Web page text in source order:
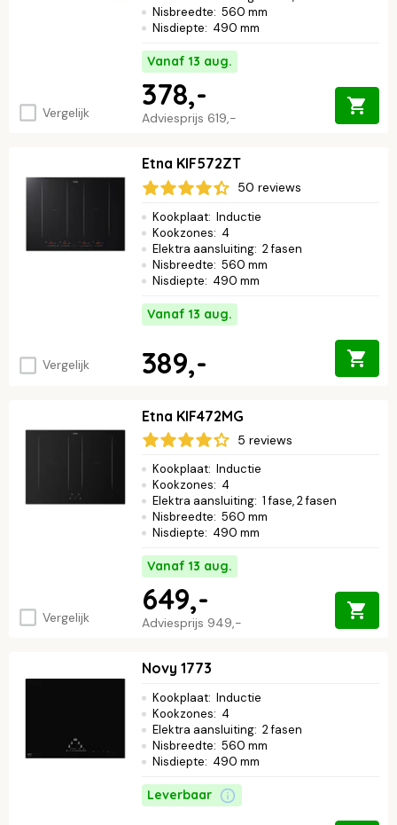
Vergelijk
Nisbreedte: 560 mm
Nisdiepte: 490 mm
Vanaf 13 aug.
Adviesprijs 619,-
378,-
Vergelijk
Etna KIF572ZT
50 reviews
Kookplaat: Inductie
Kookzones: 4
Elektra aansluiting: 2 fasen
Nisbreedte: 560 mm
Nisdiepte: 490 mm
Vanaf 13 aug.
389,-
Vergelijk
Etna KIF472MG
5 reviews
Kookplaat: Inductie
Kookzones: 4
Elektra aansluiting: 1 fase, 2 fasen
Nisbreedte: 560 mm
Nisdiepte: 490 mm
Vanaf 13 aug.
Adviesprijs 949,-
649,-
Novy 1773
Kookplaat: Inductie
Kookzones: 4
Elektra aansluiting: 2 fasen
Nisbreedte: 560 mm
Nisdiepte: 490 mm
Leverbaar